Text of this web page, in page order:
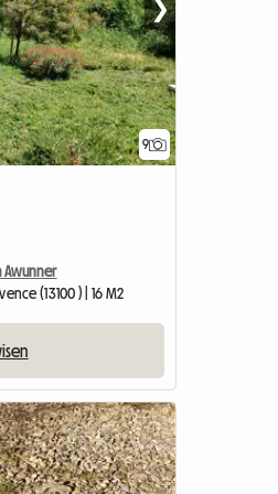
9
❯
Awunner
(13100 ) | 16 M2